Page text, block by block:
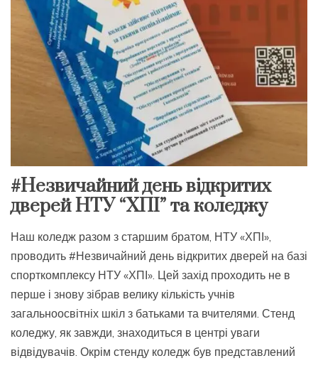
#Незвичайний день відкритих
дверей НТУ “ХПІ” та коледжу
Наш коледж разом з старшим братом, НТУ «ХПІ»,
проводить #Незвичайний день відкритих дверей на базі
спорткомплексу НТУ «ХПІ». Цей захід проходить не в
перше і знову зібрав велику кількість учнів
загальноосвітніх шкіл з батьками та вчителями. Стенд
коледжу, як завжди, знаходиться в центрі уваги
відвідувачів. Окрім стенду коледж був представлений